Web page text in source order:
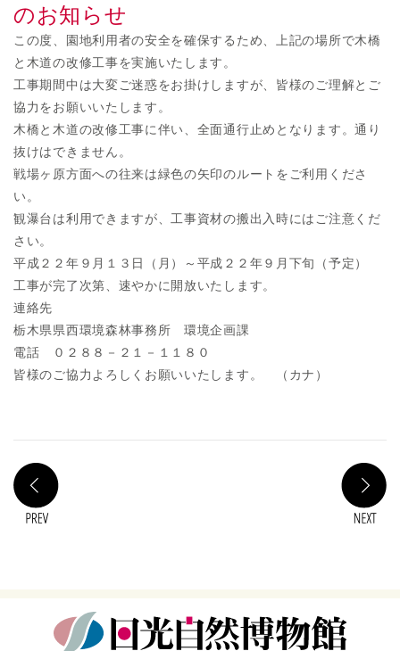
のお知らせ
この度、園地利用者の安全を確保するため、上記の場所で木橋
と木道の改修工事を実施いたします。
工事期間中は大変ご迷惑をお掛けしますが、皆様のご理解とご
協力をお願いいたします。
木橋と木道の改修工事に伴い、全面通行止めとなります。通り
抜けはできません。
戦場ヶ原方面への往来は緑色の矢印のルートをご利用くださ
い。
観瀑台は利用できますが、工事資材の搬出入時にはご注意くだ
さい。
平成２２年９月１３日（月）～平成２２年９月下旬（予定）
工事が完了次第、速やかに開放いたします。
連絡先
栃木県県西環境森林事務所 環境企画課
電話 ０２８８－２１－１１８０
皆様のご協力よろしくお願いいたします。 （カナ）